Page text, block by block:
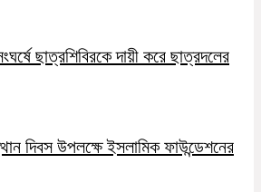
ছাত্রশিবিরকে দায়ী করে ছাত্রদলের
দিবস উপলক্ষে ইসলামিক ফাউন্ডেশনের